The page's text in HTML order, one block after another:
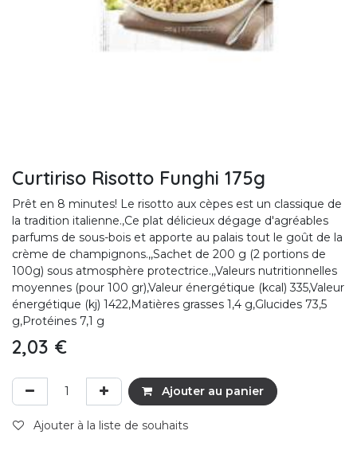
Curtiriso Risotto Funghi 175g
Prêt en 8 minutes! Le risotto aux cèpes est un classique de
la tradition italienne.,Ce plat délicieux dégage d'agréables
parfums de sous-bois et apporte au palais tout le goût de la
crème de champignons.,,Sachet de 200 g (2 portions de
100g) sous atmosphère protectrice.,,Valeurs nutritionnelles
moyennes (pour 100 gr),Valeur énergétique (kcal) 335,Valeur
énergétique (kj) 1422,Matières grasses 1,4 g,Glucides 73,5
g,Protéines 7,1 g
2,03 €
Ajouter au panier
Ajouter à la liste de souhaits